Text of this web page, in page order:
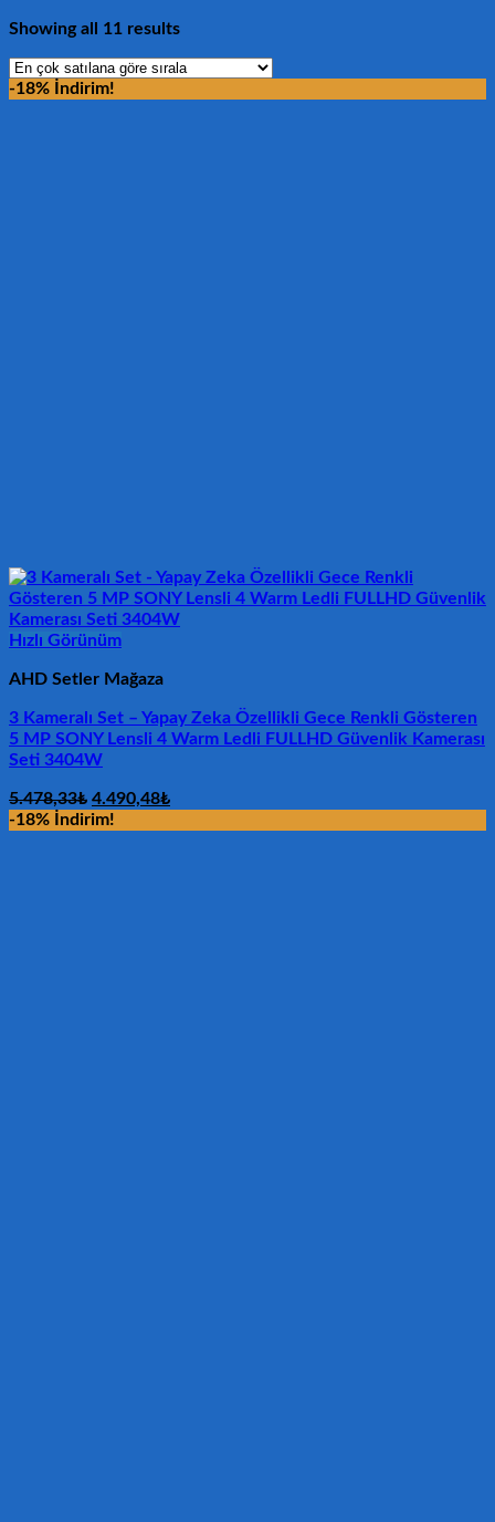
Showing all 11 results
-18% İndirim!
Hızlı Görünüm
AHD Setler Mağaza
3 Kameralı Set – Yapay Zeka Özellikli Gece Renkli Gösteren
5 MP SONY Lensli 4 Warm Ledli FULLHD Güvenlik Kamerası
Seti 3404W
5.478,33₺ Orijinal
fiyat:
4.490,48₺Şu
-18% İndirim!